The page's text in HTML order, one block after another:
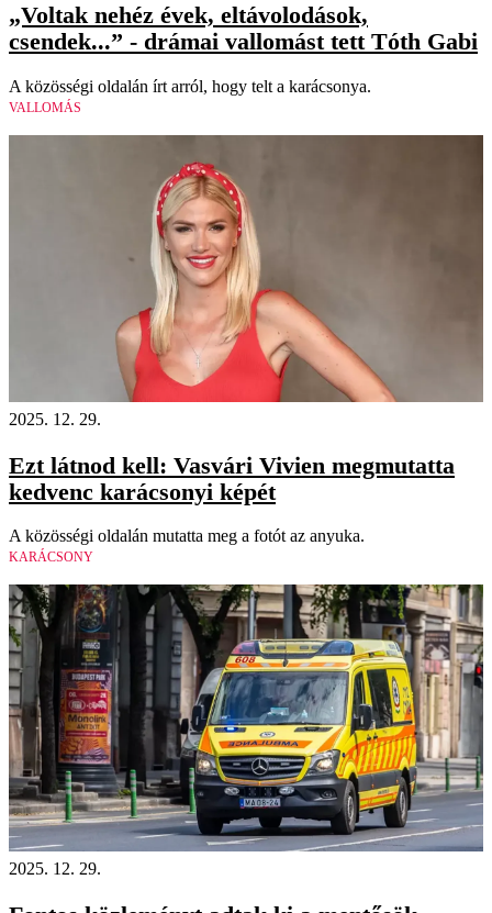
„Voltak nehéz évek, eltávolodások,
csendek...” - drámai vallomást tett Tóth Gabi
A közösségi oldalán írt arról, hogy telt a karácsonya.
VALLOMÁS
2025. 12. 29.
Ezt látnod kell: Vasvári Vivien megmutatta
kedvenc karácsonyi képét
A közösségi oldalán mutatta meg a fotót az anyuka.
KARÁCSONY
2025. 12. 29.